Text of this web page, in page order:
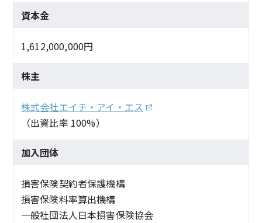
資本金
1,612,000,000円
株主
株式会社エイチ・アイ・エス
（出資比率 100%）
加入団体
損害保険契約者保護機構
損害保険料率算出機構
一般社団法人日本損害保険協会